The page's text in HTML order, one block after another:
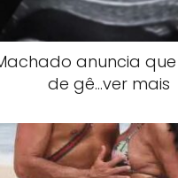
anuncia
de gê…ver mais